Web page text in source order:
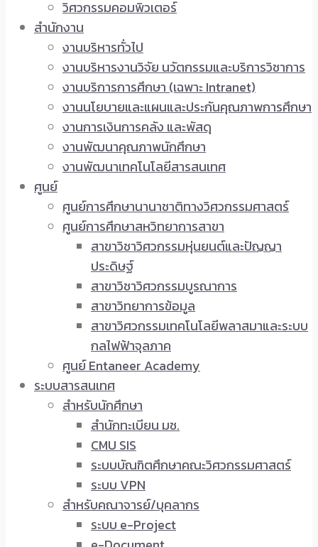
วิศวกรรมคอมพิวเตอร์
สำนักงาน
งานบริหารทั่วไป
งานบริหารงานวิจัย นวัตกรรมและบริการวิชาการ
งานบริการการศึกษา (เฉพาะ Intranet)
งานนโยบายและแผนและประกันคุณภาพการศึกษา
งานการเงินการคลัง และพัสดุ
งานพัฒนาคุณภาพนักศึกษา
งานพัฒนาเทคโนโลยีสารสนเทศ
ศูนย์
ศูนย์การศึกษานานาชาติทางวิศวกรรมศาสตร์
ศูนย์การศึกษาสหวิทยาการสาขา
สาขาวิชาวิศวกรรมหุ่นยนต์และปัญญา
ประดิษฐ์
สาขาวิชาวิศวกรรมบูรณาการ
สาขาวิทยาการข้อมูล
สาขาวิศวกรรมเทคโนโลยีพลาสมาและระบบ
กลไฟฟ้าจุลภาค
ศูนย์ Entaneer Academy
ระบบสารสนเทศ
สำหรับนักศึกษา
สำนักทะเบียน มช.
CMU SIS
ระบบบัณฑิตศึกษาคณะวิศวกรรมศาสตร์
ระบบ VPN
สำหรับคณาจารย์/บุคลากร
ระบบ e-Project